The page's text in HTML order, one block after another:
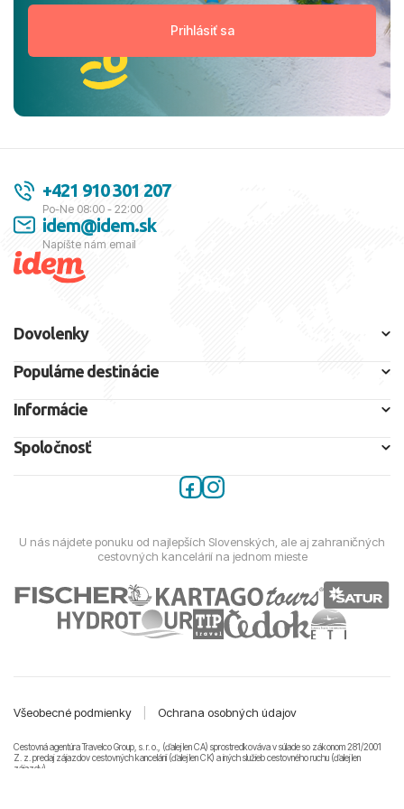
+421 910 301 207
Po-Ne 08:00 - 22:00
idem@idem.sk
Napíšte nám email
Dovolenky
Populárne destinácie
Informácie
Spoločnosť
U nás nájdete ponuku od najlepších Slovenských, ale aj zahraničných
cestovných kancelárií na jednom mieste
Všeobecné podmienky Ochrana osobných údajov
Cestovná agentúra Travelco Group, s. r. o., (ďalej len CA) sprostredkováva v súlade so zákonom 281/2001
Z. z. predaj zájazdov cestovných kancelárii (ďalej len CK) a iných služieb cestovného ruchu (ďalej len
zájazdy).